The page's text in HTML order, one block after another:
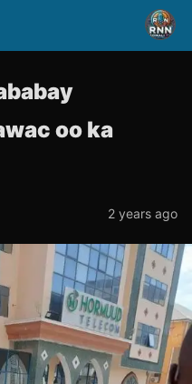
oo ka
2 years ago